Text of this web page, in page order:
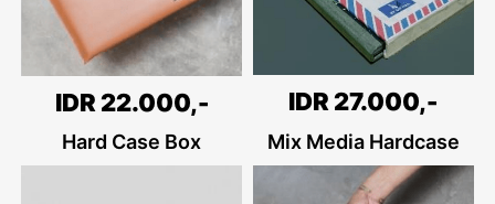
IDR 22.000,- IDR 27.000,-
Hard Case Box Mix Media Hardcase